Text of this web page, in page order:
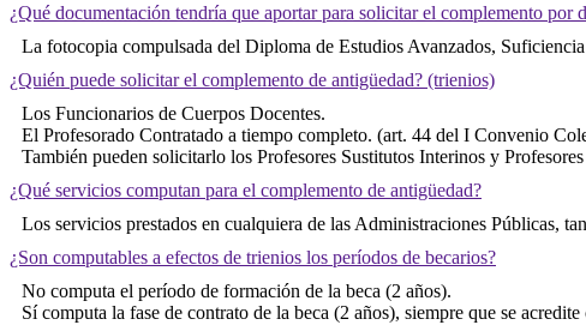
¿Qué documentación tendría que aportar para solicitar el complemento por
La fotocopia compulsada del Diploma de Estudios Avanzados,
¿Quién puede solicitar el complemento de antigüedad? (trienios)
Los Funcionarios de Cuerpos Docentes.
El Profesorado Contratado a tiempo completo. (art. 44 del I Convenio
También pueden solicitarlo los Profesores Sustitutos Interinos y
¿Qué servicios computan para el complemento de antigüedad?
Los servicios prestados en cualquiera de las Administraciones Públicas,
¿Son computables a efectos de trienios los períodos de becarios?
No computa el período de formación de la beca (2 años).
Sí computa la fase de contrato de la beca (2 años), siempre que se